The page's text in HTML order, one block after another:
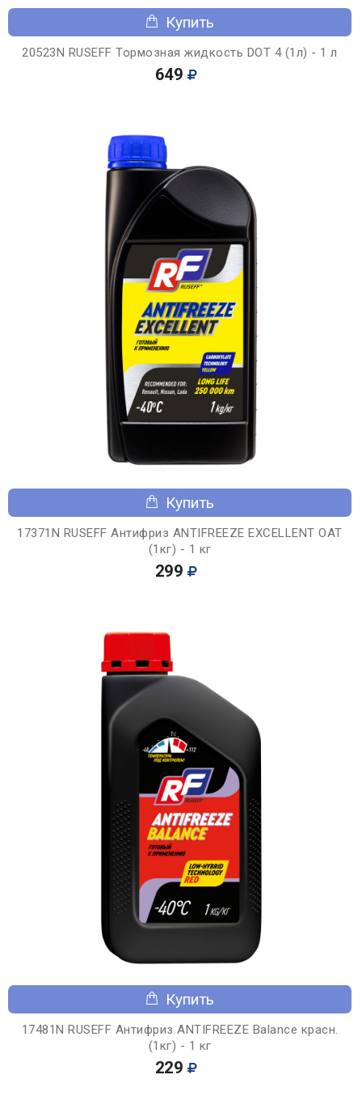
Купить
20523N RUSEFF Тормозная жидкость DOT 4 (1л) - 1 л
649
Купить
17371N RUSEFF Антифриз ANTIFREEZE EXCELLENT OAT
(1кг) - 1 кг
299
Купить
17481N RUSEFF Антифриз ANTIFREEZE Balance красн.
(1кг) - 1 кг
229